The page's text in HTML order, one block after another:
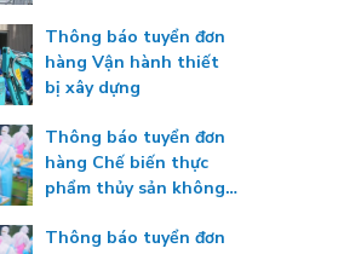
Thông báo tuyển đơn
hàng Vận hành thiết
bị xây dựng
Thông báo tuyển đơn
hàng Chế biến thực
phẩm thủy sản không
Thông báo tuyển đơn